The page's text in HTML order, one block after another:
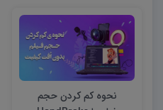
نحوه کم کردن حجم